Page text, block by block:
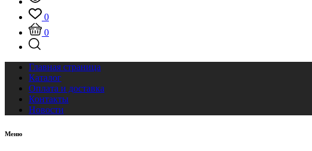
0
0
Главная страница
Каталог
Оплата и доставка
Контакты
Новости
Меню